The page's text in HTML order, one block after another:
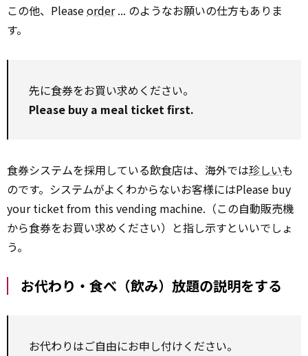
この他、Pleaseorder... のようなお願いの仕方もありま
す。
先に食券をお買い求めください。
Please buy a meal ticket first.
食券システムを採用している飲食店は、海外では珍しいも
のです。システムがよくわからないお客様にはPlease buy
your ticket from this vending machine.（この自動販売機
から食券をお買い求めください）と指し示すといいでしょ
う。
お代わり・食べ（飲み）放題の説明をする
お代わりはご自由にお申し付けください。